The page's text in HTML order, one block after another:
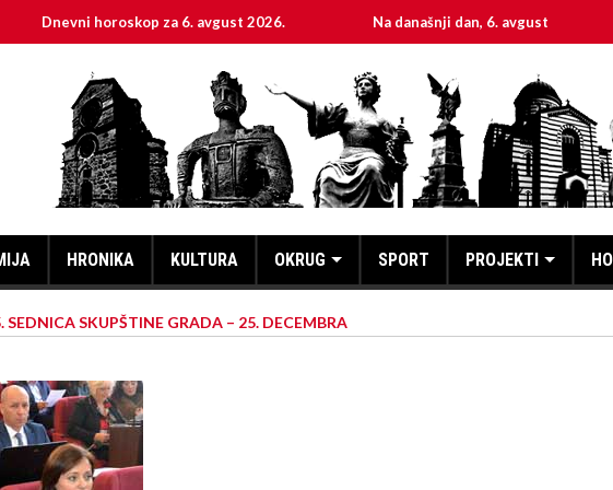
horoskop za 6. avgust 2026. Na današnji dan, 6. avgust
HRONIKA KULTURA OKRUG SPORT PROJEKTI
SEDNICA SKUPŠTINE GRADA – 25. DECEMBRA